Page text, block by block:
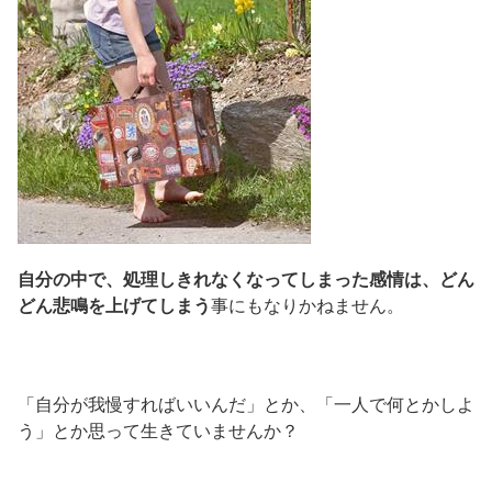
自分の中で、処理しきれなくなってしまった感情は、どん
どん悲鳴を上げてしまう事にもなりかねません。
「自分が我慢すればいいんだ」とか、「一人で何とかしよ
う」とか思って生きていませんか？